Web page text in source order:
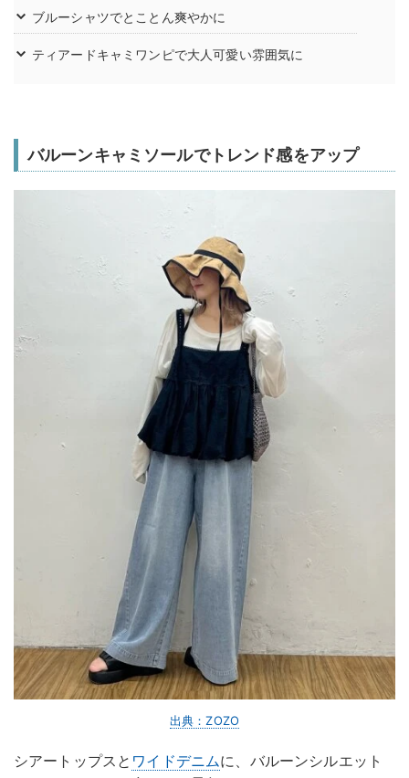
ブルーシャツでとことん爽やかに
ティアードキャミワンピで大人可愛い雰囲気に
バルーンキャミソールでトレンド感をアップ
出典：ZOZO
シアートップスと ワイドデニムに、バルーンシルエット